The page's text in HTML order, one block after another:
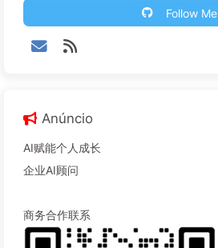
Follow Me
Anúncio
AI赋能个人成长
企业AI顾问
商务合作联系